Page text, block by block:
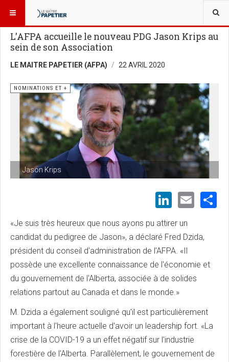
VOUS ÊTES ICI :
L'AFPA accueille le nouveau PDG Jason Krips au
sein de son Association
LE MAITRE PAPETIER (AFPA) 22 AVRIL 2020
Jason Krips
NOMINATIONS ET +
«Je suis très heureux que nous ayons pu attirer un
candidat du pedigree de Jason», a déclaré Fred Dzida,
président du conseil d'administration de l'AFPA. «Il
possède une excellente connaissance de l'économie et
du gouvernement de l'Alberta, associée à de solides
relations partout au Canada et dans le monde.»
M. Dzida a également souligné qu'il est particulièrement
important à l'heure actuelle d'avoir un leadership fort. «La
crise de la COVID-19 a un effet négatif sur l'industrie
forestière de l'Alberta. Parallèlement, le gouvernement de